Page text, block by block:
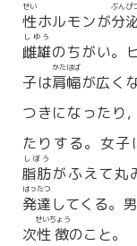
性
せい
ホルモンが分
ぶんぴ
雌雄
しゆう
のちがい。
子は肩幅
かたはば
が広く
つきになったり，
たりする。女子
脂肪
しぼう
がふえて丸
発達
はったつ
してくる。
次性徴
せいちょう
のこと。